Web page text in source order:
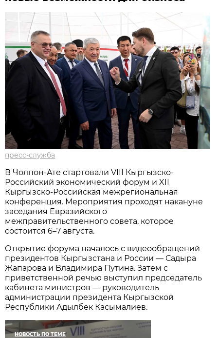
пресс-служба
В Чолпон-Ате стартовали VIII Кыргызско-
Российский экономический форум и XII
Кыргызско-Российская межрегиональная
конференция. Мероприятия проходят накануне
заседания Евразийского
межправительственного совета, которое
состоится 6–7 августа.
Открытие форума началось с видеообращений
президентов Кыргызстана и России — Садыра
Жапарова и Владимира Путина. Затем с
приветственной речью выступил председатель
кабинета министров — руководитель
администрации президента Кыргызской
Республики Адылбек Касымалиев.
НОВОСТЬ ПО ТЕМЕ